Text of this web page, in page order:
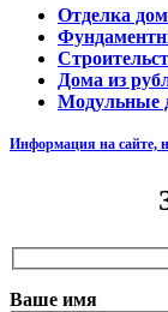
Отделка
Дома из
Модульные
Информация на сайте,
Ваше имя